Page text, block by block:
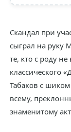
Скандал при
сыграл на руку
те, кто с роду
классического
Табаков с
всему,
знаменитому